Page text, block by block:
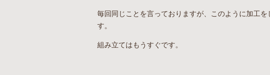
毎回同じことを言っておりますが、このように加工
す。
組み立てはもうすぐです。